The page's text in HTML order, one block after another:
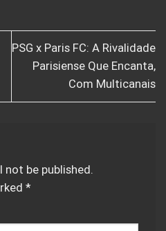
PSG x Paris FC: A Rivalidade
Parisiense Que Encanta,
Com Multicanais
not be published.
*